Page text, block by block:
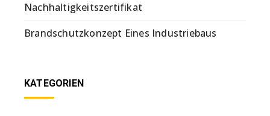
Nachhaltigkeitszertifikat
Brandschutzkonzept Eines Industriebaus
KATEGORIEN